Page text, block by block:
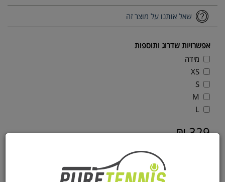
שאל אותנו על מוצר זה
אפשרויות שדרוג ותוספות
מידה
XS
S
M
L
329 ₪
הוסף לסל הזמן עכשיו